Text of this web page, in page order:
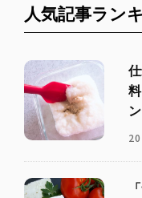
人気記事ラン